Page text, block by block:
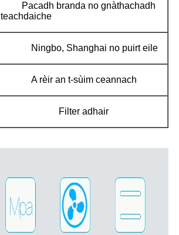
Pacadh branda no gnàthachadh
teachdaiche
Ningbo, Shanghai no puirt eile
A rèir an t-sùim ceannach
Filter adhair